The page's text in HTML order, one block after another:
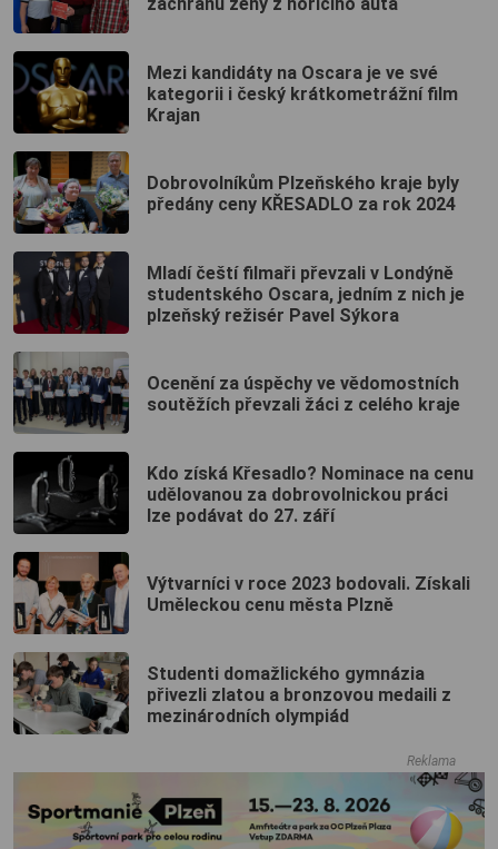
Mezi kandidáty na Oscara je ve své
kategorii i český krátkometrážní film
Krajan
Dobrovolníkům Plzeňského kraje byly
předány ceny KŘESADLO za rok 2024
Mladí čeští filmaři převzali v Londýně
studentského Oscara, jedním z nich je
plzeňský režisér Pavel Sýkora
Ocenění za úspěchy ve vědomostních
soutěžích převzali žáci z celého kraje
Kdo získá Křesadlo? Nominace na cenu
udělovanou za dobrovolnickou práci
lze podávat do 27. září
Výtvarníci v roce 2023 bodovali. Získali
Uměleckou cenu města Plzně
Studenti domažlického gymnázia
přivezli zlatou a bronzovou medaili z
mezinárodních olympiád
Reklama